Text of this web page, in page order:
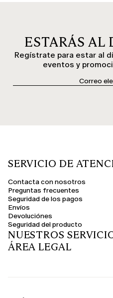
ESTARÁS AL
Regístrate para estar al
eventos y
SERVICIO DE
Contacta con nosotros
Preguntas frecuentes
Seguridad de los pagos
Envíos
Devoluciónes
Seguridad del producto
NUESTROS
ÁREA LEGAL